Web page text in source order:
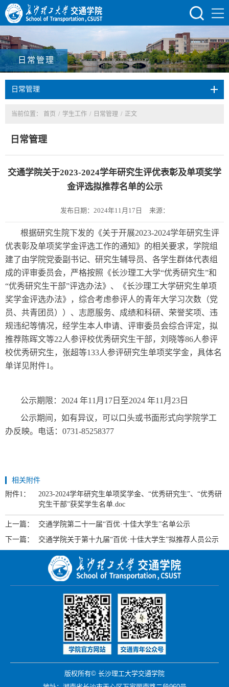
日常管理
日常管理
当前位置： 首页 / 学生工作 / 日常管理 / 正文
日常管理
交通学院关于2023-2024学年研究生评优表彰及单项奖学
金评选拟推荐名单的公示
发布日期：2024年11月17日 来源：
根据研究生院下发的《关于开展2023-2024学年研究生评
优表彰及单项奖学金评选工作的通知》的相关要求，学院组
建了由学院党委副书记、研究生辅导员、各学生群体代表组
成的评审委员会，严格按照《长沙理工大学“优秀研究生”和
“优秀研究生干部”评选办法》、《长沙理工大学研究生单项
奖学金评选办法》，综合考虑参评人的青年大学习次数（党
员、共青团员））、志愿服务、成绩和科研、荣誉奖项、违
规违纪等情况，经学生本人申请、评审委员会综合评定，拟
推荐陈晖文等22人参评校优秀研究生干部，刘晓等86人参评
校优秀研究生，张超等133人参评研究生单项奖学金，具体名
单详见附件1。
公示期限：2024 年11月17日至2024 年11月23日
公示期间，如有异议，可以口头或书面形式向学院学工
办反映。电话：0731-85258377
相关附件
附件1：
2023-2024学年研究生单项奖学金、“优秀研究生”、“优秀研
究生干部”获奖学生名单.doc
上一篇：
交通学院第二十一届“百优·十佳大学生”名单公示
下一篇：
交通学院关于第十九届“百优·十佳大学生”拟推荐人员公示
版权所有© 长沙理工大学交通学院